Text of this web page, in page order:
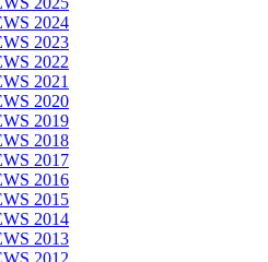
2024
2023
2022
2021
2020
2019
2018
2017
2016
2015
2014
2013
2012